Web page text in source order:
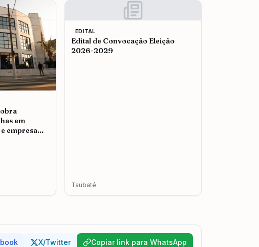
em
empresa
EDITAL
Edital de Convocação Eleição
2026-2029
Taubaté
X/Twitter Copiar link para WhatsApp